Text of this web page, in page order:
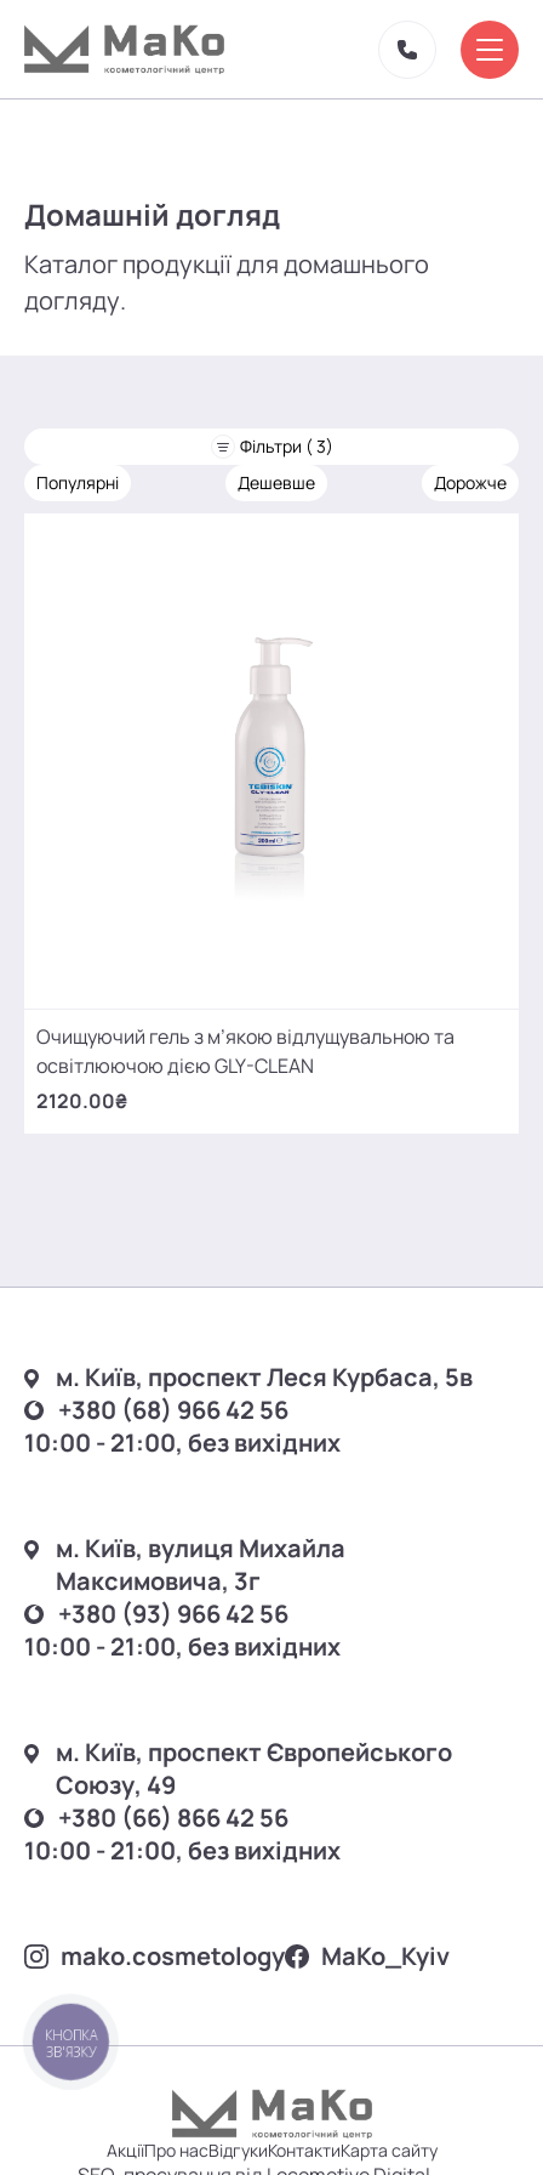
Домашній догляд
Каталог продукції для домашнього
догляду.
Фільтри ( 3)
Популярні
Дешевше Дорожче
Очищуючий гель з м’якою відлущувальною та
освітлюючою дією GLY-CLEAN
2120.00₴
м. Київ, проспект Леся Курбаса, 5в
+380 (68) 966 42 56
10:00 - 21:00, без вихідних
м. Київ, вулиця Михайла
Максимовича, 3г
+380 (93) 966 42 56
10:00 - 21:00, без вихідних
м. Київ, проспект Європейського
Союзу, 49
+380 (66) 866 42 56
10:00 - 21:00, без вихідних
mako.cosmetology MаKo_Kyiv
АкціїПро насВідгукиКонтактиКарта сайту
КНОПКА
ЗВ'ЯЗКУ